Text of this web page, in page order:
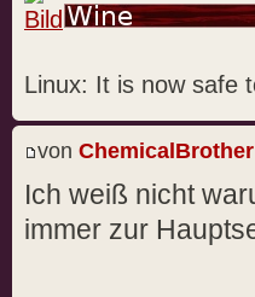
Linux: It is now safe
von ChemicalBrother
Ich weiß nicht
immer zur